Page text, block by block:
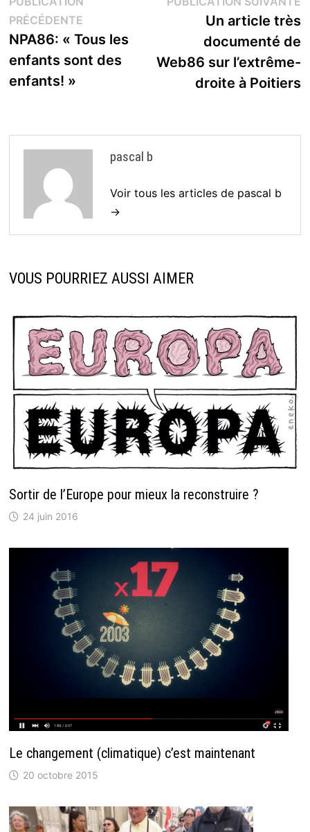
de
l’article
PRÉCÉDENTEPublication
précédente :
NPA86: « Tous les
enfants sont des
enfants! »
Un article très
documenté de
Web86 sur l’extrême-
droite à Poitiers
pascal b
Voir tous les articles de pascal b
→
VOUS POURRIEZ AUSSI AIMER
Sortir de l’Europe pour mieux la reconstruire ?
24 juin 2016
Le changement (climatique) c’est maintenant
20 octobre 2015